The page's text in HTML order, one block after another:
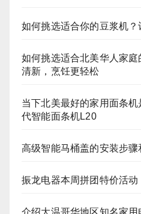
如何挑选适合你的豆浆机？
如何挑选适合北美华人家
清新，烹饪更轻松
当下北美最好的家用面条
代智能面条机L20
高级智能马桶盖的安装步骤
振龙电器本周拼团特价活
介绍大温哥华地区知名家